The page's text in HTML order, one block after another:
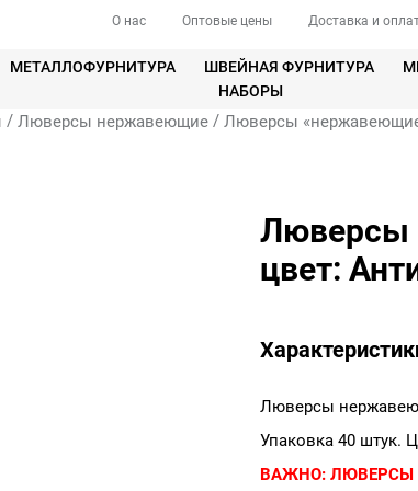
О нас Оптовые цены Доставка и
МЕТАЛЛОФУРНИТУРА ШВЕЙНАЯ ФУРНИТУРА
НАБОРЫ
/ Люверсы нержавеющие / Люверсы
Люверсы
цвет:
Люверсы
Упаковка 40 штук.
ВАЖНО: ЛЮВЕРСЫ